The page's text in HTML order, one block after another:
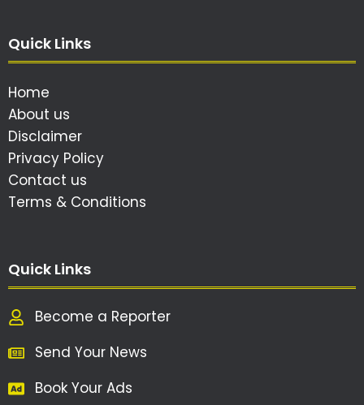
Quick Links
Home
About us
Disclaimer
Privacy Policy
Contact us
Terms & Conditions
Quick Links
Become a Reporter
Send Your News
Book Your Ads